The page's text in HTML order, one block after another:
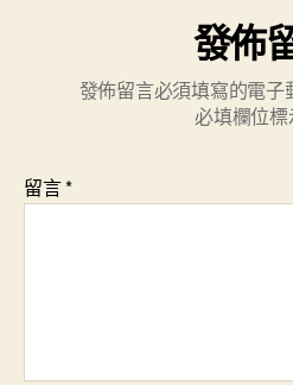
發佈
發佈留言必須填寫的電子
必填欄位
留言*